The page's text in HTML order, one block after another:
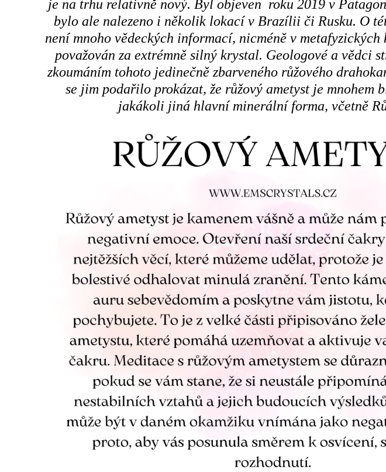
je na trhu relativně nový. Byl objeven roku 2019 v
bylo ale nalezeno i několik lokací v Brazílii či Rusku. O
není mnoho vědeckých informací, nicméně v
považován za extrémně silný krystal. Geologové a vědci
zkoumáním tohoto jedinečně zbarveného růžového
se jim podařilo prokázat, že růžový ametyst je mnohem
jakákoli jiná hlavní minerální forma, včetně